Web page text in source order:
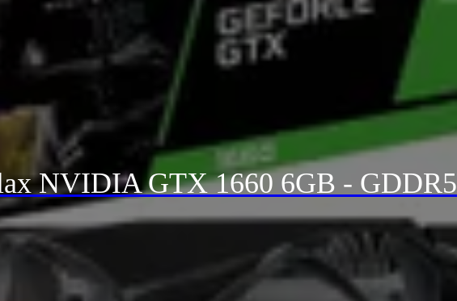
NVIDIA GTX 1660 6GB - GDDR5